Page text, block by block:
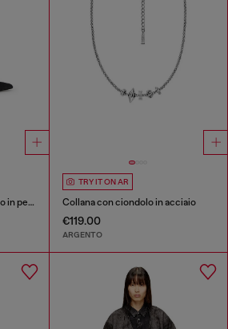
D-Venus-Stivali al ginocchio in pelle oliata
TRY IT ON AR
Collana con ciondolo in acciaio
€119.00
ARGENTO